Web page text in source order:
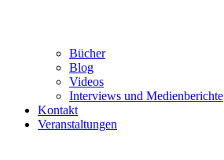
Bücher
Blog
Videos
Interviews und Medienberichte
Kontakt
Veranstaltungen